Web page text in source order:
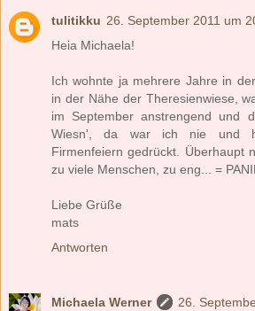
tulitikku 26. September 2011 um
Heia Michaela!
Ich wohnte ja mehrere Jahre in
in der Nähe der Theresienwiese,
im September anstrengend und
Wiesn', da war ich nie und
Firmenfeiern gedrückt. Überhaupt
zu viele Menschen, zu eng... =
Liebe Grüße
mats
Antworten
Michaela Werner
26.